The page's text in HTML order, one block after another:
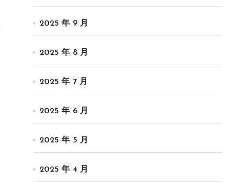
2025 年 9 月
2025 年 8 月
2025 年 7 月
2025 年 6 月
2025 年 5 月
2025 年 4 月